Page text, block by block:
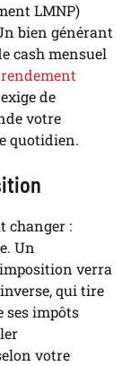
LMNP)
bien générant
cash mensuel
exige de
votre
quotidien.
changer :
Un
verra
qui tire
ses impôts
votre